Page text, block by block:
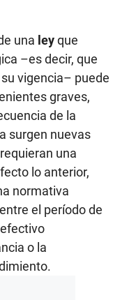
una leyque
–es decir, que
vigencia– puede
graves,
de la
surgen nuevas
una
lo anterior,
normativa
el período de
o la